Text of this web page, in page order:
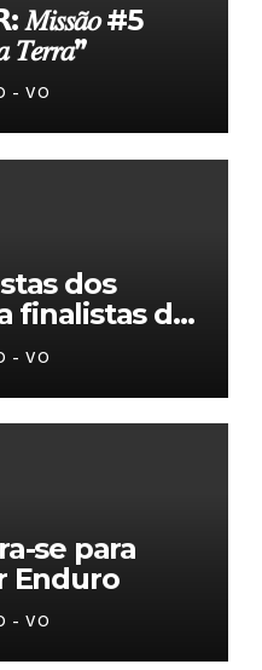
#5
𝑇𝑒𝑟𝑟𝑎”
- VO
dos
finalistas do
- VO
se para
Enduro
- VO